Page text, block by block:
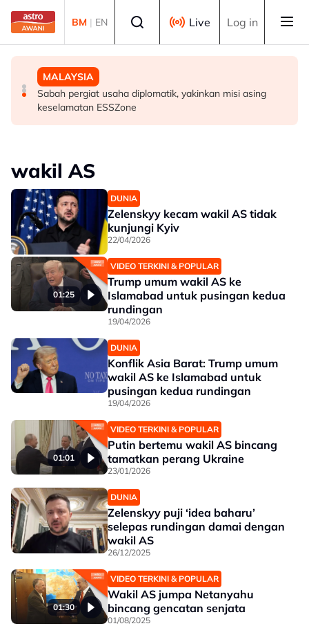
Skip to main content
BM | EN Live Log in
BISNES
Prestasi KDNK suku kedua Malaysia diunjur pada tahap
baik - Amir Hamzah
MALAYSIA
PDRM perkasa kawalan sempadan dengan AI, dron
MALAYSIA
Sabah pergiat usaha diplomatik, yakinkan misi asing
keselamatan ESSZone
wakil AS
DUNIA
Zelenskyy kecam wakil AS tidak
kunjungi Kyiv
22/04/2026
01:25
VIDEO TERKINI & POPULAR
Trump umum wakil AS ke
Islamabad untuk pusingan kedua
rundingan
19/04/2026
DUNIA
Konflik Asia Barat: Trump umum
wakil AS ke Islamabad untuk
pusingan kedua rundingan
19/04/2026
01:01
VIDEO TERKINI & POPULAR
Putin bertemu wakil AS bincang
tamatkan perang Ukraine
23/01/2026
DUNIA
Zelenskyy puji ‘idea baharu’
selepas rundingan damai dengan
wakil AS
26/12/2025
01:30
VIDEO TERKINI & POPULAR
Wakil AS jumpa Netanyahu
bincang gencatan senjata
01/08/2025